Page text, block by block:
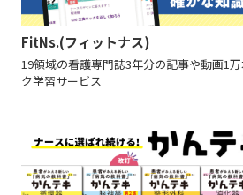
FitNs.(フィットナス)
19領域の看護専門誌3年分の記事や動画1
ク学習サービス